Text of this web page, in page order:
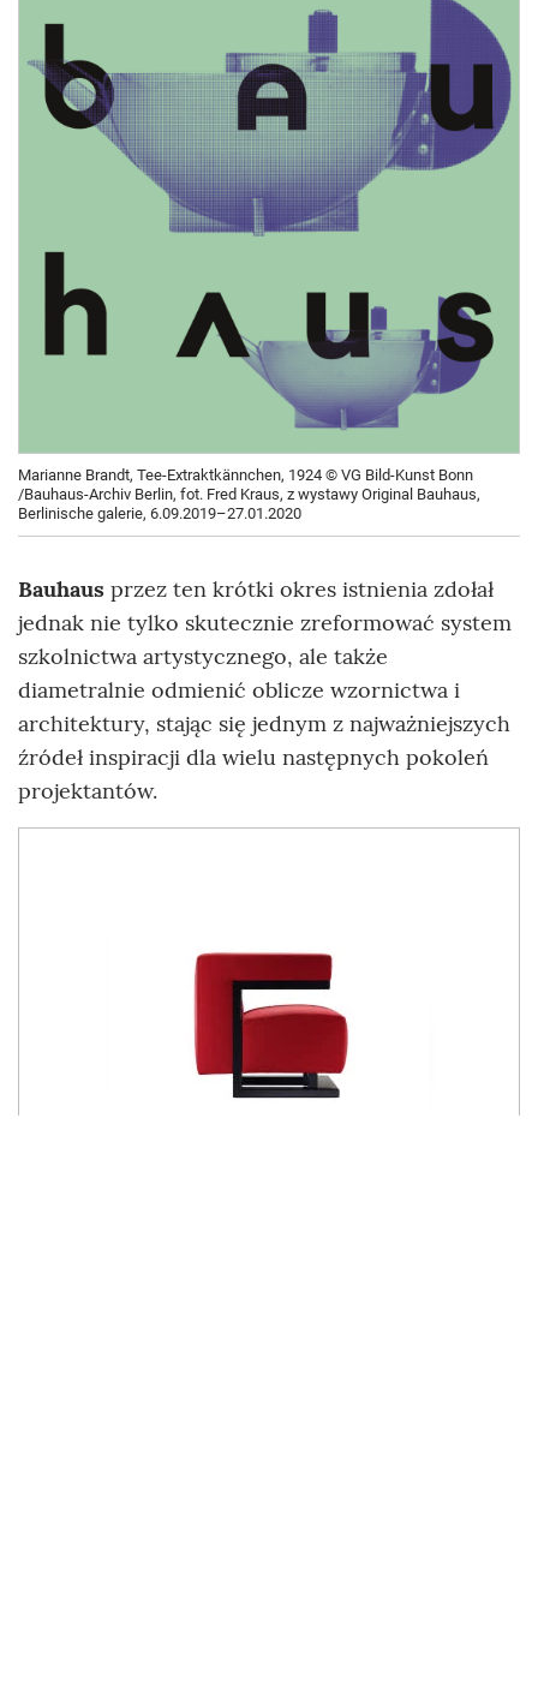
Marianne Brandt, Tee-Extraktkännchen, 1924 © VG Bild-Kunst Bonn
/Bauhaus-Archiv Berlin, fot. Fred Kraus, z wystawy Original Bauhaus,
Berlinische galerie, 6.09.2019–27.01.2020
Bauhaus przez ten krótki okres istnienia zdołał
jednak nie tylko skutecznie zreformować system
szkolnictwa artystycznego, ale także
diametralnie odmienić oblicze wzornictwa i
architektury, stając się jednym z najważniejszych
źródeł inspiracji dla wielu następnych pokoleń
projektantów.